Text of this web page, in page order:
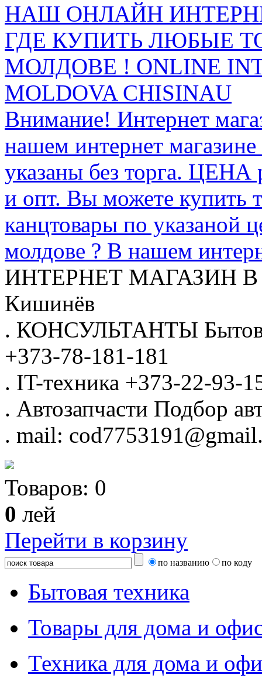
НАШ ОНЛАЙН
ГДЕ КУПИТЬ ЛЮБЫЕ
МОЛДОВЕ ! ONLINE
MOLDOVA CHISINAU
Внимание! Интернет
нашем интернет
указаны без торга.
и опт. Вы можете купить
канцтовары по указаной
молдове ? В нашем
ИНТЕРНЕТ МАГАЗИН
Кишинёв
. КОНСУЛЬТАНТЫ
+373-78-181-181
. IT-техника +373-22-93-
. Автозапчасти Подбор
. mail:
Товаров: 0
0 лей
Перейти в корзину
по названию по коду
Бытовая техника
Товары для дома и
Техника для дома и